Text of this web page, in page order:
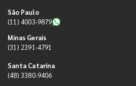
São Paulo
(11) 4003-9879
Minas Gerais
(31) 2391-4791
Santa Catarina
(48) 3380-9406